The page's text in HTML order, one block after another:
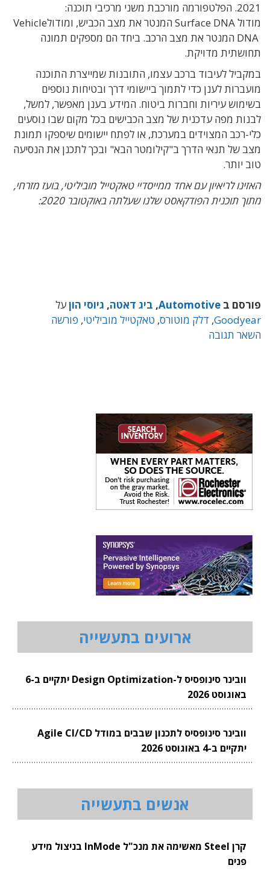
2021. הפלטפורמה מורכבת משני מרכיבי תוכנה:
מודולSurface DNA המנטר את מצב הכביש, ומודולVehicle
DNA המנטר את מצב הרכב. ביחד הם מספקים תמונה
תחושתית מדויקת.
במקביל לעיבוד ברכב עצמו, התובנות שמייצרת התוכנה
מועברות לענן כדי לתמוך ביישומי דרך ובטיחות נוספים
בשימוש עיריות וחברות ביטוח. המידע בענן מאפשר, למשל,
לבנות מפה עדכנית של מצב הכבישים בכל מקום שבו נוסעים
כלי-רכב המצוידים במערכת, או לפתח יישומים שיספקו תמונת
מצב של תנאי הדרך ב"קילומטר הבא" ובכך לתכנן את הנסיעה
טוב יותר.
האזינו לריאיון עם אחד ממייסדיי טאקטייל מוביליטי, בועז מזרחי,
מתוך תוכנית הפודקאסט שלנו שעלתה באוקטובר 2020:
פורסם ב Automotive
, ביג דאטה, גיוסי הוןעל
Goodyear
, דלק מוטורס, טאקטייל מוביליטי, פורשה
השאר תגובה
ארועים בתעשייה
וובינר סינופסיס ל-Design Optimization יתקיים ב-6
באוגוסט 2026
וובינר סינופסיס לתכנון שבבים במודל Agile CI/CD
יתקיים ב-4 באוגוסט 2026
אנשים בתעשייה
קרן Steel מאשימה את מנכ"ל InMode בניצול מידע
פנים